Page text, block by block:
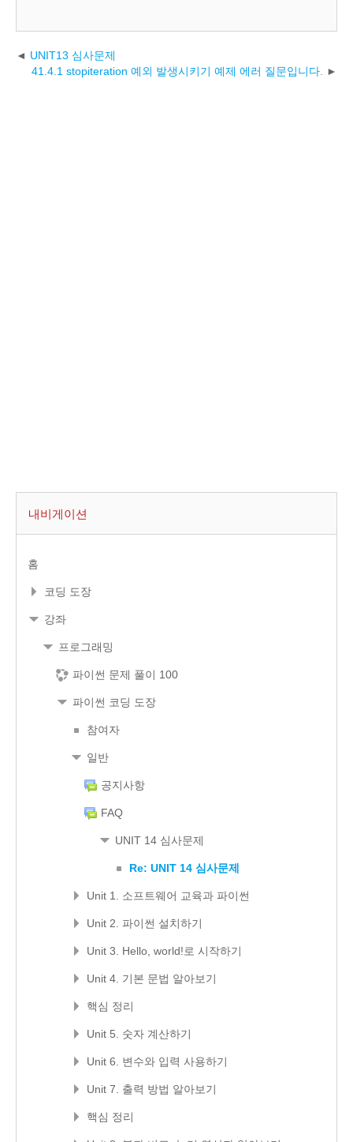
UNIT13 심사문제
41.4.1 stopiteration 예외 발생시키기 예제 에러 질문입니다.
내비게이션
홈
코딩 도장
강좌
프로그래밍
파이썬 문제 풀이 100
파이썬 코딩 도장
참여자
일반
공지사항
FAQ
UNIT 14 심사문제
Re: UNIT 14 심사문제
Unit 1. 소프트웨어 교육과 파이썬
Unit 2. 파이썬 설치하기
Unit 3. Hello, world!로 시작하기
Unit 4. 기본 문법 알아보기
핵심 정리
Unit 5. 숫자 계산하기
Unit 6. 변수와 입력 사용하기
Unit 7. 출력 방법 알아보기
핵심 정리